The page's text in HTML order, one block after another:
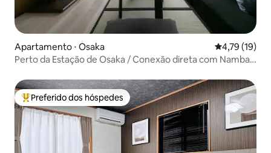
Apartamento ⋅ Osaka 4,79 de uma
4,79 (19)
Perto da Estação de Osaka / Conexão direta com Namba
acolhedora / Estadia longa e confortável
Entre os melhores preferidos dos hóspedes
Preferido dos hóspedes